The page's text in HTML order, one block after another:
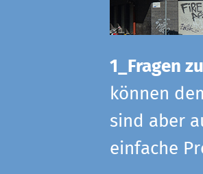
1_Fragen
können
sind aber
einfache